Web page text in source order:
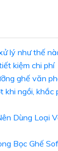
lý như thế
kiệm chi phí
ghế văn
khi ngồi, khắc
Dùng Loại
Bọc Ghế